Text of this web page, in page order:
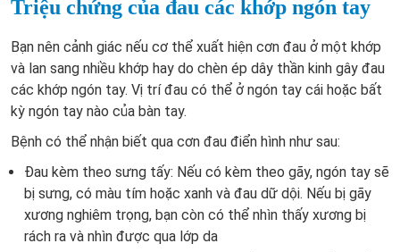
Triệu chứng của đau các khớp ngón tay
Bạn nên cảnh giác nếu cơ thể xuất hiện cơn đau ở một khớp
và lan sang nhiều khớp hay do chèn ép dây thần kinh gây đau
các khớp ngón tay. Vị trí đau có thể ở ngón tay cái hoặc bất
kỳ ngón tay nào của bàn tay.
Bệnh có thể nhận biết qua cơn đau điển hình như sau:
Đau kèm theo sưng tấy: Nếu có kèm theo gãy, ngón tay sẽ
bị sưng, có màu tím hoặc xanh và đau dữ dội. Nếu bị gãy
xương nghiêm trọng, bạn còn có thể nhìn thấy xương bị
rách ra và nhìn được qua lớp da